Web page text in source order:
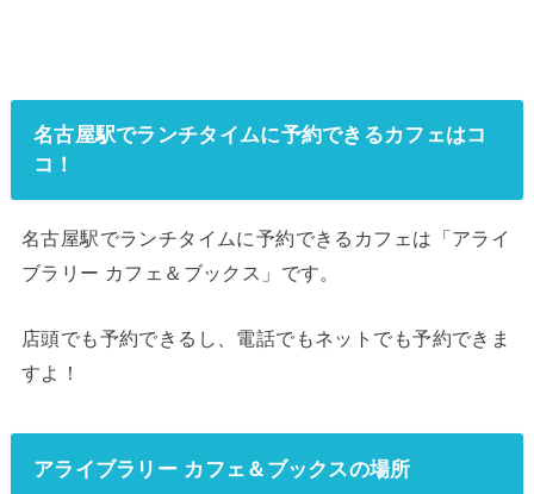
名古屋駅でランチタイムに予約できるカフェはコ
コ！
名古屋駅でランチタイムに予約できるカフェは「アライ
ブラリー カフェ＆ブックス」です。
店頭でも予約できるし、電話でもネットでも予約できま
すよ！
アライブラリー カフェ＆ブックスの場所